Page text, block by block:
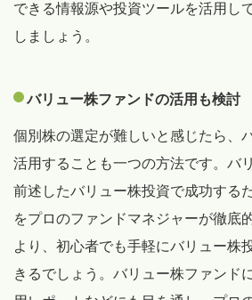
できる情報源や投資ツールを活用し
しましょう。
バリュー株ファンドの活用も検討
個別株の選定が難しいと感じたら、
活用することも一つの方法です。バ
前述したバリュー株投資で成功する
をプロのファンドマネジャーが徹底
より、初心者でも手軽にバリュー株
きるでしょう。バリュー株ファンド